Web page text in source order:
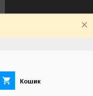
Кошик